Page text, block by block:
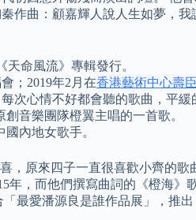
作曲：顧嘉輝人說人生如夢，
命風流》專輯發行。
；2019年2月在香港藝術中心壽
次心情不好都會聽的歌曲，平
音樂團隊橙翼主唱的一首歌。
內地女歌手。
，原來四子一直很喜歡小齊
年，而他們撰寫曲詞的《橙海
最愛潘源良是誰作品展」，推